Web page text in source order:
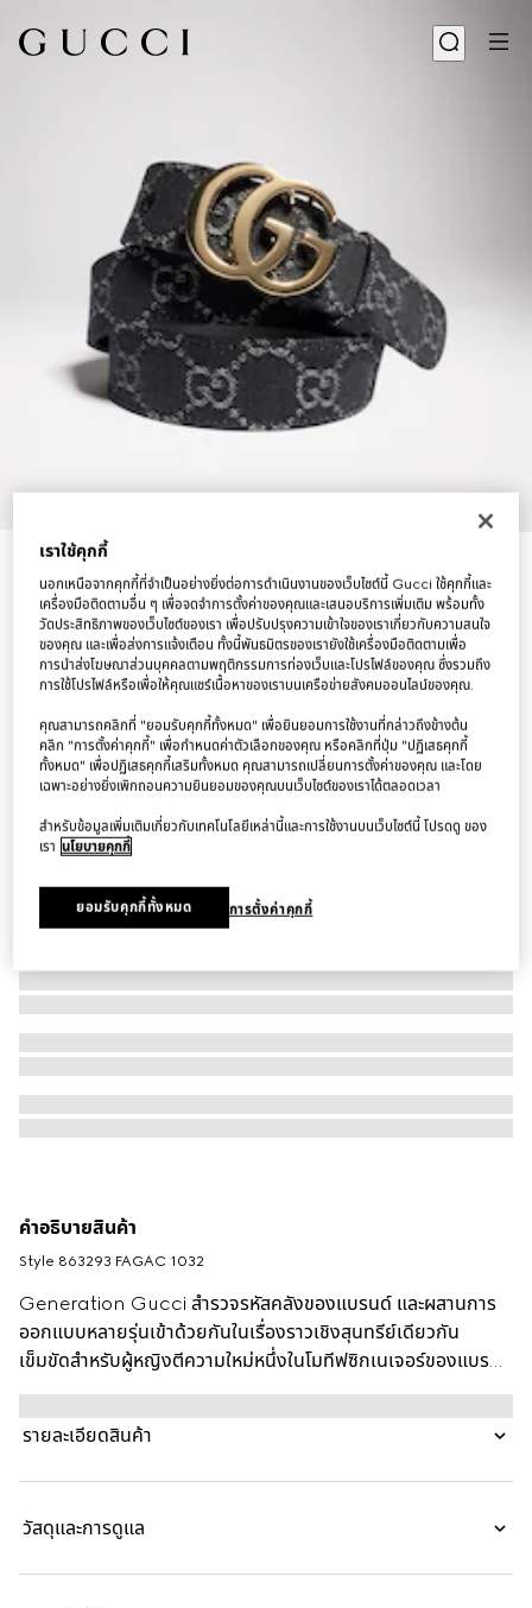
เข็มขัด GG Marmont belt
฿19,000
ตัวแปร ผ้าเดนิม GG สีดำ
คำอธิบายสินค้า
Style ‎863293 FAGAC 1032
Generation Gucci สำรวจรหัสคลังของแบรนด์ และผสานการ
ออกแบบหลายรุ่นเข้าด้วยกันในเรื่องราวเชิงสุนทรีย์เดียวกัน
เข็มขัดสำหรับผู้หญิงตีความใหม่หนึ่งในโมทีฟซิกเนเจอร์ของแบรนด์
ดับเบิล G หัวเข็มขัด ด้วยโครงสร้างแบบแบนและเรียบร้อย
รายละเอียดสินค้า
วัสดุและการดูแล
เราใช้คุกกี้
นอกเหนือจากคุกกี้ที่จำเป็นอย่างยิ่งต่อการดำเนินงานของเว็บไซต์นี้ Gucci ใช้คุกกี้และ
เครื่องมือติดตามอื่น ๆ เพื่อจดจำการตั้งค่าของคุณและเสนอบริการเพิ่มเติม พร้อมทั้ง
วัดประสิทธิภาพของเว็บไซต์ของเรา เพื่อปรับปรุงความเข้าใจของเราเกี่ยวกับความสนใจ
ของคุณ และเพื่อส่งการแจ้งเตือน ทั้งนี้พันธมิตรของเรายังใช้เครื่องมือติดตามเพื่อ
การนำส่งโฆษณาส่วนบุคคลตามพฤติกรรมการท่องเว็บและโปรไฟล์ของคุณ ซึ่งรวมถึง
การใช้โปรไฟล์หรือเพื่อให้คุณแชร์เนื้อหาของเราบนเครือข่ายสังคมออนไลน์ของคุณ.
คุณสามารถคลิกที่ "ยอมรับคุกกี้ทั้งหมด" เพื่อยินยอมการใช้งานที่กล่าวถึงข้างต้น
คลิก "การตั้งค่าคุกกี้" เพื่อกำหนดค่าตัวเลือกของคุณ หรือคลิกที่ปุ่ม "ปฏิเสธคุกกี้
ทั้งหมด" เพื่อปฏิเสธคุกกี้เสริมทั้งหมด คุณสามารถเปลี่ยนการตั้งค่าของคุณ และโดย
เฉพาะอย่างยิ่งเพิกถอนความยินยอมของคุณบนเว็บไซต์ของเราได้ตลอดเวลา
สำหรับข้อมูลเพิ่มเติมเกี่ยวกับเทคโนโลยีเหล่านี้และการใช้งานบนเว็บไซต์นี้ โปรดดู ของ
เรา นโยบายคุกกี้
การตั้งค่าคุกกี้
ยอมรับคุกกี้ทั้งหมด